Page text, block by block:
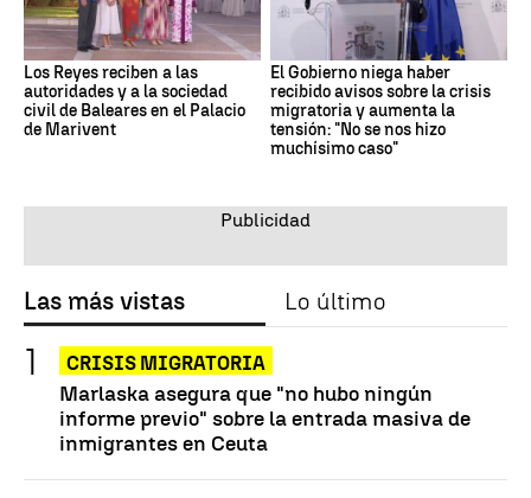
Los Reyes reciben a las
autoridades y a la sociedad
civil de Baleares en el Palacio
de Marivent
El Gobierno niega haber
recibido avisos sobre la crisis
migratoria y aumenta la
tensión: "No se nos hizo
muchísimo caso"
Las más vistas Lo último
CRISIS MIGRATORIA
Marlaska asegura que "no hubo ningún
informe previo" sobre la entrada masiva de
inmigrantes en Ceuta